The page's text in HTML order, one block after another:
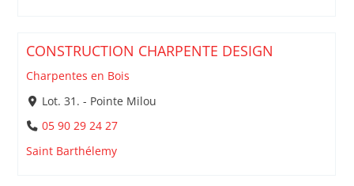
CONSTRUCTION CHARPENTE DESIGN
Charpentes en Bois
Lot. 31. - Pointe Milou
05 90 29 24 27
Saint Barthélemy